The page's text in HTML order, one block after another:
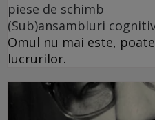
piese de schimb
(Sub)ansambluri
Omul nu mai este,
lucrurilor.